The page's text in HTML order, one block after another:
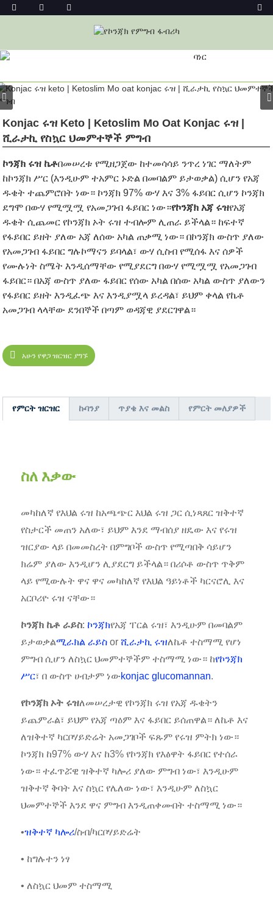
ምርት
Konjac ሩዝ Keto | Ketoslim Mo Oat Konjac ሩዝ |
ሺራታኪ የስኳር ህመምተኞች ምግብ
ኮንጃክ ሩዝ ኬቶበመሠረቱ የሚዘጋጀው ከተመሳሳይ ንጥረ ነገር ማለትም
ከኮንጃክ ሥር (እንዲሁም ተአምር ኑድል በመባልም ይታወቃል) ሲሆን የአጃ
ዱቄት ተጨምሮበት ነው። ኮንጃክ 97% ውሃ እና 3% ፋይበር ሲሆን ኮንጃክ
ደግሞ በውሃ የሚሟሟ የአመጋገብ ፋይበር ነው።የኮንጃክ አጃ ሩዝየአጃ
ዱቄት ሲጨመር የኮንጃክ ኦት ሩዝ ተብሎም ሊጠራ ይችላል። ከፍተኛ
የፋይበር ይዘት ያለው አጃ ለሰው አካል ጠቃሚ ነው። በኮንጃክ ውስጥ ያለው
የአመጋገብ ፋይበር ግሉኮማናን ይባላል፣ ውሃ ሲስብ የሚሰፋ እና ሰዎች
የሙሉነት ስሜት እንዲሰማቸው የሚያደርግ በውሃ የሚሟሟ የአመጋገብ
ፋይበር። በአጃ ውስጥ ያለው ፋይበር የሰው አካል በሰው አካል ውስጥ ያለውን
የፋይበር ይዘት እንዲፈጭ እና እንዲያሟላ ይረዳል፣ ይህም ቀላል የኬቶ
አመጋገብ ላላቸው ደንበኞች በጣም ወዳጃዊ ያደርገዋል።
አሁን የዋጋ ዝርዝር ያግኙ
የምርት ዝርዝር ኩባንያ ጥያቄ እና መልስ የምርት መለያዎች
ስለ እቃው
መካከለኛ የእህል ሩዝ ከአጫጭር እህል ሩዝ ጋር ሲነጻጸር ዝቅተኛ
የስታርች መጠን አለው፣ ይህም እንደ ማብሰያ ዘዴው እና የሩዝ
ዝርያው ላይ በመመስረት በምግቦች ውስጥ የሚጣበቅ ሳይሆን
ክሬም ያለው እንዲሆን ሊያደርግ ይችላል። በሪሶቶ ውስጥ ጥቅም
ላይ የሚውሉት ዋና ዋና መካከለኛ የእህል ዓይነቶች ካርናሮሊ እና
አርቦሪዮ ሩዝ ናቸው።
ኮንጃክ ኬቶ ራይስ: ኮንጃክየአጃ ፐርል ሩዝ፣ እንዲሁም በመባልም
ይታወቃልሚራክል ራይስ or ሺራታኪ ሩዝለኬቶ ተስማሚ የሆነ
ምግብ ሲሆን ለስኳር ህመምተኞችም ተስማሚ ነው። ከየኮንጃክ
ሥር፣ በ ውስጥ ሀብታም ነውkonjac glucomannan.
የኮንጃክ ኦት ሩዝለመሠረታዊ የኮንጃክ ሩዝ የአጃ ዱቄትን
ይጨምራል፣ ይህም የአጃ ጣዕም እና ፋይበር ይሰጠዋል። ለኬቶ እና
ለዝቅተኛ ካርቦሃይድሬት አመጋገቦች ፍጹም የሩዝ ምትክ ነው።
ኮንጃክ ከ97% ውሃ እና ከ3% የኮንጃክ የእፅዋት ፋይበር የተሰራ
ነው። ተፈጥሯዊ ዝቅተኛ ካሎሪ ያለው ምግብ ነው፣ እንዲሁም
ዝቅተኛ ቅባት እና ስኳር የሌለው ነው፣ እንዲሁም ለስኳር
ህመምተኞች እንደ ዋና ምግብ እንዲጠቀሙበት ተስማሚ ነው።
•ዝቅተኛ ካሎሪ/ስብ/ካርቦሃይድሬት
• ከግሉተን ነፃ
• ለስኳር ህመም ተስማሚ